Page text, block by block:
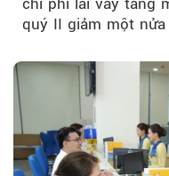
quý II giảm một